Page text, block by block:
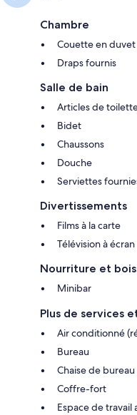
Chambre
Couette en duvet
Draps fournis
Salle de bain
Articles de
Bidet
Chaussons
Douche
Serviettes
Divertissements
Films à la carte
Télévision à
Nourriture et
Minibar
Plus de services
Air conditionné
Bureau
Chaise de bureau
Coffre-fort
Espace de